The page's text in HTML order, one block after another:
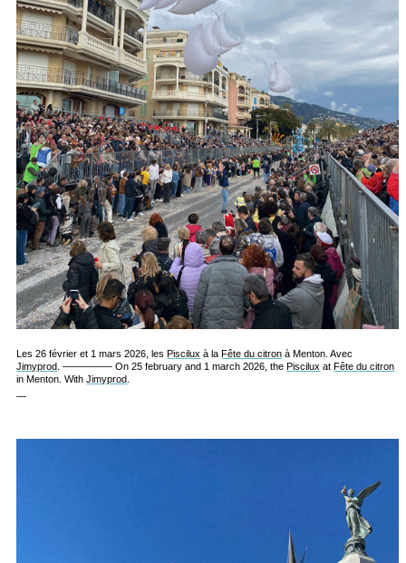
Les 26 février et 1 mars 2026, les Piscilux à la Fête du citron à Menton. Avec
Jimyprod . ————— On 25 february and 1 march 2026, the Piscilux at Fête du citron
in Menton. WithJimyprod
—